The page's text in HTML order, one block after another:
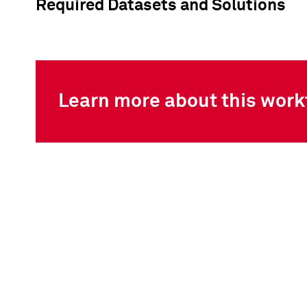
Required Datasets and Solutions
Learn more about this